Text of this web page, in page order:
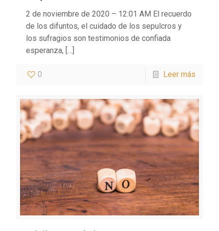
2 de noviembre de 2020 – 12:01 AM El recuerdo
de los difuntos, el cuidado de los sepulcros y
los sufragios son testimonios de confiada
esperanza, […]
0 Leer más